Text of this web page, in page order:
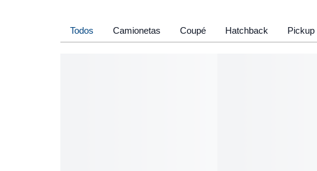
Todos Camionetas Coupé Hatchback Pickup